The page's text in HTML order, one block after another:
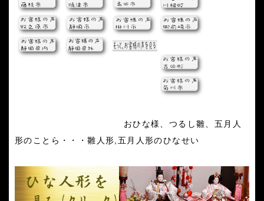
おひな様、つるし雛、五月人
形のことら・・・雛人形,五月人形のひなせい